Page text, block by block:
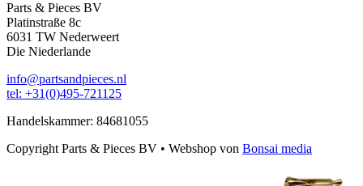
Parts & Pieces BV
Platinstraße 8c
6031 TW Nederweert
Die Niederlande
info@partsandpieces.nl
tel: +31(0)495-721125
Handelskammer: 84681055
Copyright Parts & Pieces BV • Webshop von Bonsai media